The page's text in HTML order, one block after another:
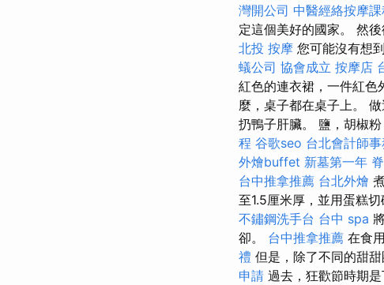
灣開公司 中醫經絡按摩課
定這個美好的國家。 然
北投 按摩 您可能沒有想
蟻公司 協會成立 按摩店
紅色的連衣裙，一件紅
麼，桌子都在桌子上。
扔鴨子肝臟。 鹽，胡椒
程 谷歌seo 台北會計師
外燴buffet 新墓第一年
台中推拿推薦 台北外燴
至1.5厘米厚，並用蛋糕
不鏽鋼洗手台 台中 spa
卻。 台中推拿推薦 在食
禮 但是，除了不同的甜
申請 過去，狂歡節時期